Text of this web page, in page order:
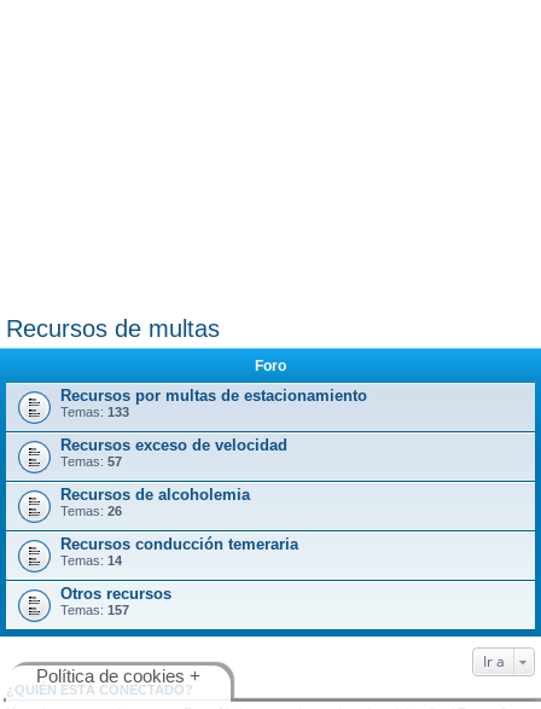
Recursos de multas
Foro
Recursos por multas de estacionamiento
Temas: 133
Recursos exceso de velocidad
Temas: 57
Recursos de alcoholemia
Temas: 26
Recursos conducción temeraria
Temas: 14
Otros recursos
Temas: 157
Ir a
¿QUIÉN ESTÁ CONECTADO?
Política de cookies +